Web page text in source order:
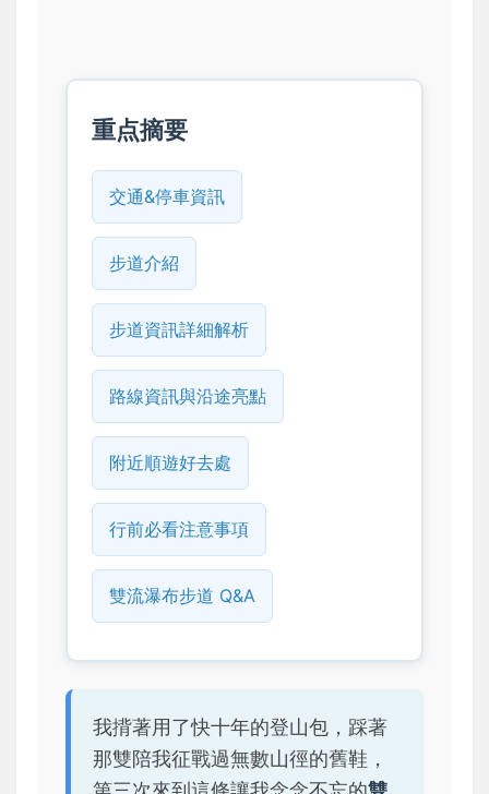
重点摘要
交通&停車資訊
步道介紹
步道資訊詳細解析
路線資訊與沿途亮點
附近順遊好去處
行前必看注意事項
雙流瀑布步道 Q&A
我揹著用了快十年的登山包，踩著
那雙陪我征戰過無數山徑的舊鞋，